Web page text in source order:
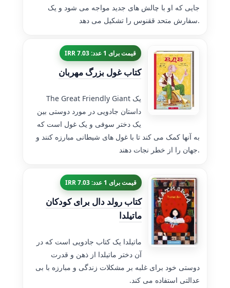
جایی که او با چالش های جدید مواجه می شود و یک
سفارش متحد ققنوس را تشکیل می دهد.
قیمت برای 1 عدد: 7.03 IRR
کتاب غول بزرگ مهربان
The Great Friendly Giant یک
داستان جادویی در مورد دوستی بین
یک دختر سوفی و یک غول است که
به آنها کمک می کند تا با غول های شیطانی مبارزه کنند و
جهان را از خطر نجات دهند.
قیمت برای 1 عدد: 7.03 IRR
کتاب رولد دال برای کودکان
ماتیلدا
ماتیلدا یک کتاب جادویی است که در
آن دختر ماتیلدا از ذهن و قدرت
دوستی خود برای غلبه بر مشکلات زندگی و مبارزه با بی
عدالتی استفاده می کند.